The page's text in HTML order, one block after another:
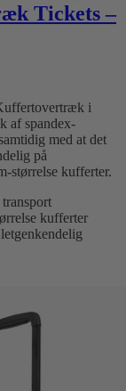
Tickets –
i
af spandex-
med at det
på
størrelse kufferter.
kufferter